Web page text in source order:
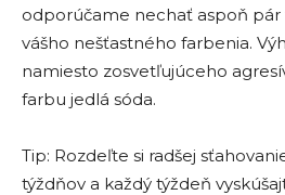
odporúčame nechať aspoň
vášho nešťastného farbenia.
namiesto zosvetľujúceho
farbu jedlá sóda.
Tip: Rozdeľte si radšej
týždňov a každý týždeň